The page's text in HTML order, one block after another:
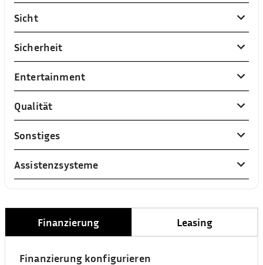
Sicht
Sicherheit
Entertainment
Qualität
Sonstiges
Assistenzsysteme
Finanzierung Leasing
Finanzierung konfigurieren